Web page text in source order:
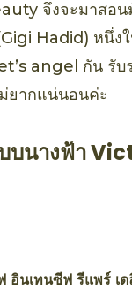
จึงจะมาสอ
Hadid) หนึ่ง
angel กัน รับ
ยากแน่นอนค่ะ
บนางฟ้า
อินเทนซีฟ รีแพร์ เ